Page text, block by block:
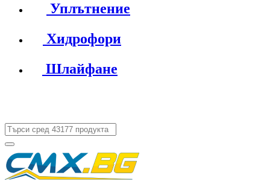
Уплътнение
Хидрофори
Шлайфане